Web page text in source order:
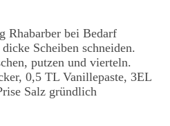
Rhabarber bei Bedarf
Scheiben schneiden.
putzen und vierteln.
0,5 TL Vanillepaste, 3EL
Salz gründlich